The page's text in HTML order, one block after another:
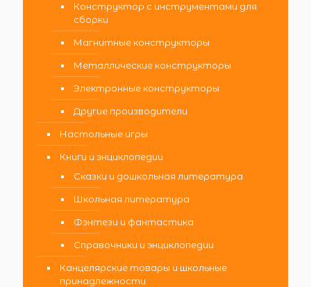
Конструктор с инструментами для
сборки
Магнитные конструкторы
Металлические конструкторы
Электронные конструкторы
Другие производители
Настольные игры
Книги и энциклопедии
Сказки и дошкольная литература
Школьная литература
Фэнтези и фантастика
Справочники и энциклопедии
Канцелярские товары и школьные
принадлежности